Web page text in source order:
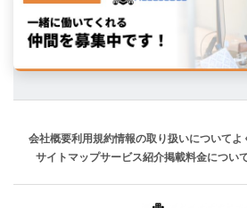
会社概要利用規約情報の取り扱いについてよ
サイトマップサービス紹介掲載料金につい